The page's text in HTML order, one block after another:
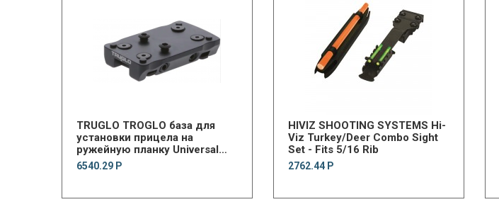
TRUGLO TROGLO база для
установки прицела на
ружейную планку Universal
shotgun rib mount
6540.29 Р
HIVIZ SHOOTING SYSTEMS Hi-
Viz Turkey/Deer Combo Sight
Set - Fits 5/16 Rib
2762.44 Р